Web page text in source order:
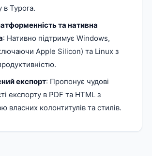
в Typora.
та нативна
: Нативно підтримує Windows,
Apple Silicon) та Linux з
експорт: Пропонує чудові
експорту в PDF та HTML з
власних колонтитулів та стилів.